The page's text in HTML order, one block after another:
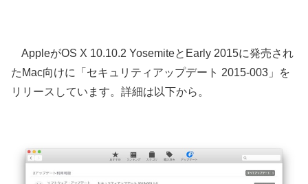
AppleがOS X 10.10.2 YosemiteとEarly 2015に発売され
たMac向けに「セキュリティアップデート 2015-003」を
リリースしています。詳細は以下から。